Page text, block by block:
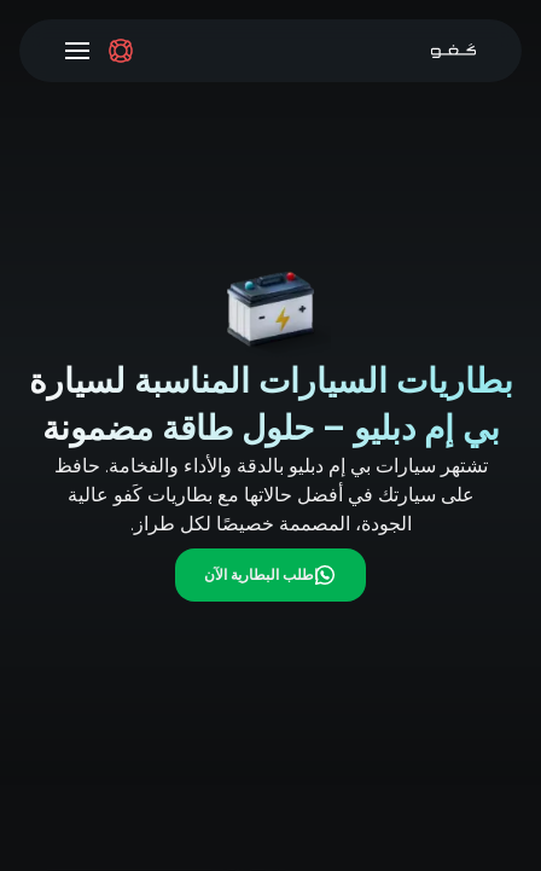
بطاريات السيارات المناسبة لسيارة
بي إم دبليو – حلول طاقة مضمونة
تشتهر سيارات بي إم دبليو بالدقة والأداء والفخامة. حافظ
على سيارتك في أفضل حالاتها مع بطاريات كَفو عالية
الجودة، المصممة خصيصًا لكل طراز.
اطلب البطارية الآن